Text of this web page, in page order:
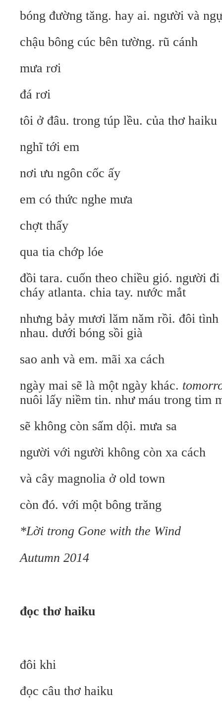
bóng đường tăng. hay ai. người và
chậu bông cúc bên tường. rũ cánh
mưa rơi
đá rơi
tôi ở đâu. trong túp lều. của thơ haiku
nghĩ tới em
nơi ưu ngôn cốc ấy
em có thức nghe mưa
chợt thấy
qua tia chớp lóe
đồi tara. cuốn theo chiều gió. người
cháy atlanta. chia tay. nước mắt
nhưng bảy mươi lăm năm rồi. đôi tình
nhau. dưới bóng sồi già
sao anh và em. mãi xa cách
ngày mai sẽ là một ngày khác.
nuôi lấy niềm tin. như máu trong tim
sẽ không còn sấm dội. mưa sa
người với người không còn xa cách
và cây magnolia ở old town
còn đó. với một bông trăng
*Lời trong Gone with the Wind
Autumn 2014
đọc thơ haiku
đôi khi
đọc câu thơ haiku